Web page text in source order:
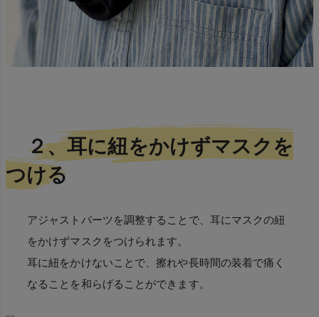
２、耳に紐をかけずマスクを
つける
アジャストパーツを調整することで、耳にマスクの紐
をかけずマスクをつけられます。
耳に紐をかけないことで、擦れや長時間の装着で痛く
なることを和らげることができます。